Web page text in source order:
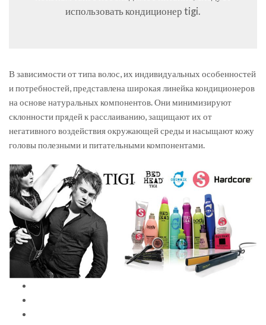
использовать кондиционер tigi.
В зависимости от типа волос, их индивидуальных особенностей
и потребностей, представлена широкая линейка кондиционеров
на основе натуральных компонентов. Они минимизируют
склонности прядей к расслаиванию, защищают их от
негативного воздействия окружающей среды и насыщают кожу
головы полезными и питательными компонентами.